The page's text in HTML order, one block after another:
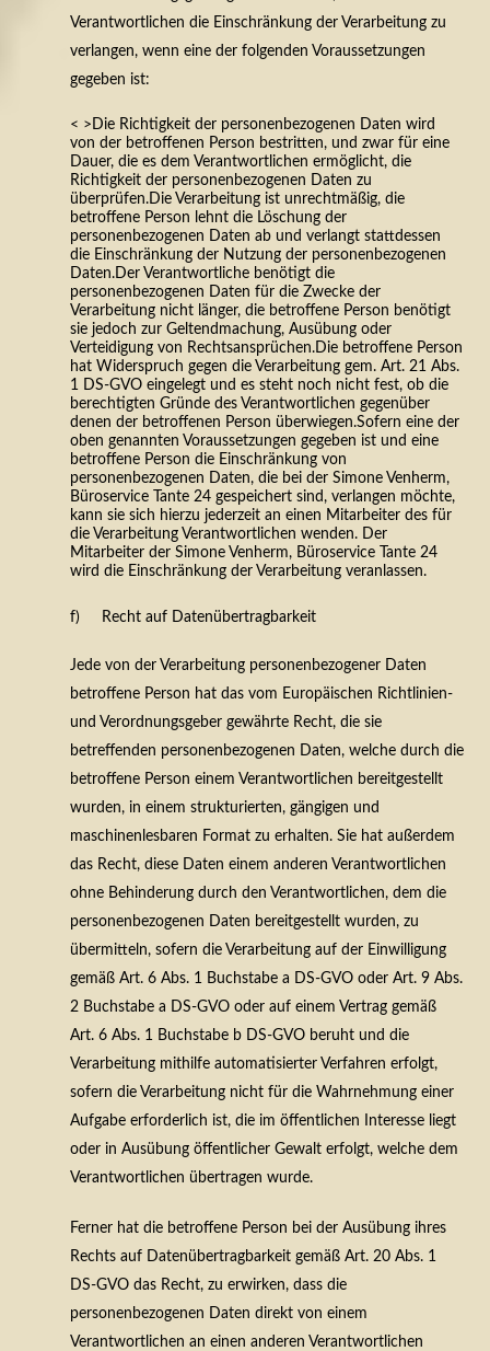
Verantwortlichen die Einschränkung der Verarbeitung zu
verlangen, wenn eine der folgenden Voraussetzungen
gegeben ist:
< >Die Richtigkeit der personenbezogenen Daten wird
von der betroffenen Person bestritten, und zwar für eine
Dauer, die es dem Verantwortlichen ermöglicht, die
Richtigkeit der personenbezogenen Daten zu
überprüfen. Die Verarbeitung ist unrechtmäßig, die
betroffene Person lehnt die Löschung der
personenbezogenen Daten ab und verlangt stattdessen
die Einschränkung der Nutzung der personenbezogenen
Daten. Der Verantwortliche benötigt die
personenbezogenen Daten für die Zwecke der
Verarbeitung nicht länger, die betroffene Person benötigt
sie jedoch zur Geltendmachung, Ausübung oder
Verteidigung von Rechtsansprüchen. Die betroffene Person
hat Widerspruch gegen die Verarbeitung gem. Art. 21 Abs.
1 DS-GVO eingelegt und es steht noch nicht fest, ob die
berechtigten Gründe des Verantwortlichen gegenüber
denen der betroffenen Person überwiegen.Sofern eine der
oben genannten Voraussetzungen gegeben ist und eine
betroffene Person die Einschränkung von
personenbezogenen Daten, die bei der Simone Venherm,
Büroservice Tante 24 gespeichert sind, verlangen möchte,
kann sie sich hierzu jederzeit an einen Mitarbeiter des für
die Verarbeitung Verantwortlichen wenden. Der
Mitarbeiter der Simone Venherm, Büroservice Tante 24
wird die Einschränkung der Verarbeitung veranlassen.
f) Recht auf Datenübertragbarkeit
Jede von der Verarbeitung personenbezogener Daten
betroffene Person hat das vom Europäischen Richtlinien-
und Verordnungsgeber gewährte Recht, die sie
betreffenden personenbezogenen Daten, welche durch die
betroffene Person einem Verantwortlichen bereitgestellt
wurden, in einem strukturierten, gängigen und
maschinenlesbaren Format zu erhalten. Sie hat außerdem
das Recht, diese Daten einem anderen Verantwortlichen
ohne Behinderung durch den Verantwortlichen, dem die
personenbezogenen Daten bereitgestellt wurden, zu
übermitteln, sofern die Verarbeitung auf der Einwilligung
gemäß Art. 6 Abs. 1 Buchstabe a DS-GVO oder Art. 9 Abs.
2 Buchstabe a DS-GVO oder auf einem Vertrag gemäß
Art. 6 Abs. 1 Buchstabe b DS-GVO beruht und die
Verarbeitung mithilfe automatisierter Verfahren erfolgt,
sofern die Verarbeitung nicht für die Wahrnehmung einer
Aufgabe erforderlich ist, die im öffentlichen Interesse liegt
oder in Ausübung öffentlicher Gewalt erfolgt, welche dem
Verantwortlichen übertragen wurde.
Ferner hat die betroffene Person bei der Ausübung ihres
Rechts auf Datenübertragbarkeit gemäß Art. 20 Abs. 1
DS-GVO das Recht, zu erwirken, dass die
personenbezogenen Daten direkt von einem
Verantwortlichen an einen anderen Verantwortlichen